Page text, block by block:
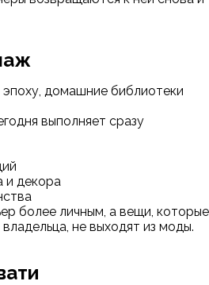
домашние библиотеки
выполняет сразу
и декора
более личным, а вещи, которые
не выходят из моды.